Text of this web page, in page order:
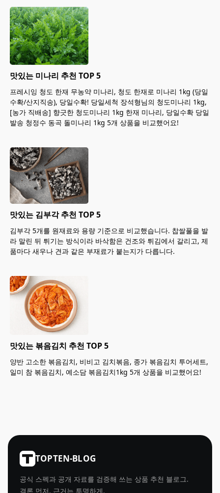
맛있는 미나리 추천 TOP 5
프레시잉 청도 한재 무농약 미나리, 청도 한재로 미나리 1kg (당일
수확/산지직송), 당일수확! 당일세척 장석형님의 청도미나리 1kg,
[농가 직배송] 향긋한 청도미나리 1kg 한재 미나리, 당일수확 당일
발송 청정수 동곡 돌미나리 1kg 5개 상품을 비교했어요!
맛있는 김부각 추천 TOP 5
김부각 5개를 원재료와 용량 기준으로 비교했습니다. 찹쌀풀을 발
라 말린 뒤 튀기는 방식이라 바삭함은 건조와 튀김에서 갈리고, 제
품마다 새우나 견과 같은 부재료가 붙는지가 다릅니다.
맛있는 볶음김치 추천 TOP 5
양반 고소한 볶음김치, 비비고 김치볶음, 종가 볶음김치 투어세트,
일미 참 볶음김치, 예소담 볶음김치1kg 5개 상품을 비교했어요!
TOPTEN-BLOG
공식 스펙과 공개 자료를 검증해 쓰는 상품 추천 블로그.
결론 먼저, 근거는 투명하게.